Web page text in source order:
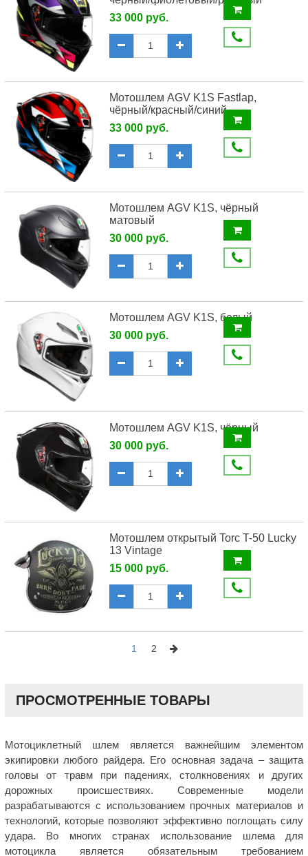
33 000 руб.
Мотошлем AGV K1S Fastlap,
чёрный/красный/синий
33 000 руб.
Мотошлем AGV K1S, чёрный
матовый
30 000 руб.
Мотошлем AGV K1S, белый
30 000 руб.
Мотошлем AGV K1S, чёрный
30 000 руб.
Мотошлем открытый Torc T-50 Lucky
13 Vintage
15 000 руб.
1 2
ПРОСМОТРЕННЫЕ ТОВАРЫ
Мотоциклетный шлем является важнейшим элементом
экипировки любого райдера. Его основная задача – защита
головы от травм при падениях, столкновениях и других
дорожных происшествиях. Современные модели
разрабатываются с использованием прочных материалов и
технологий, которые позволяют эффективно поглощать силу
удара. Во многих странах использование шлема для
мотоцикла является обязательным требованием